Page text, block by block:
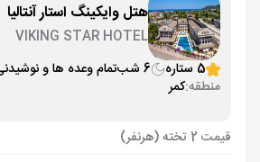
هتل وایکینگ استار آنتالیا
VIKING STAR HOTEL
5 ستاره
6 شب تمام وعده ها و
منطقه:کمر
قیمت 2 تخته (هرنفر)